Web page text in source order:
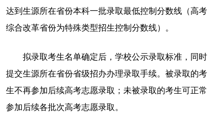
达到生源所在省份本科一批录取最低控制分数线（高考
综合改革省份为特殊类型招生控制分数线）。
拟录取考生名单确定后，学校公示录取标准，同时
提交生源所在省份省级招办办理录取手续。被录取的考
生不再参加后续高考志愿录取；未被录取的考生可正常
参加后续各批次高考志愿录取。